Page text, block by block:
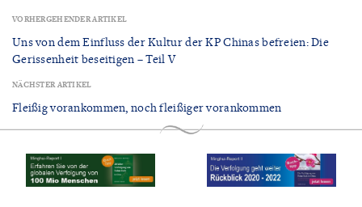
VORHERGEHENDER ARTIKEL
Uns von dem Einfluss der Kultur der KP Chinas befreien: Die
Gerissenheit beseitigen – Teil V
NÄCHSTER ARTIKEL
Fleißig vorankommen, noch fleißiger vorankommen